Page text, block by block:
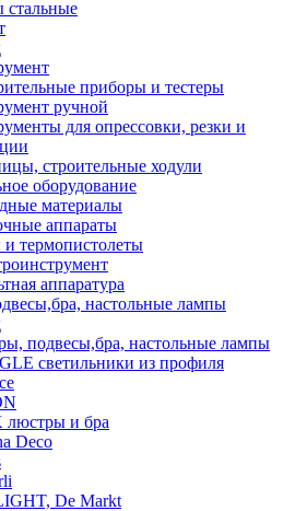
стальные
приборы и тестеры
ручной
для опрессовки, резки и
строительные ходули
оборудование
материалы
аппараты
термопистолеты
аппаратура
настольные лампы
подвесы,бра, настольные лампы
светильники из профиля
люстры и бра
Deco
De Markt